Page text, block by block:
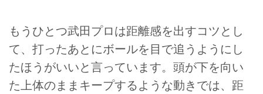
もうひとつ武田プロは距離感を出すコツとし
て、打ったあとにボールを目で追うようにし
たほうがいいと言っています。頭が下を向い
た上体のままキープするような動きでは、距